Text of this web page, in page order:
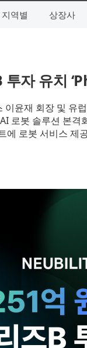
지역별 상장사
자 유치
이윤재 회장 및 유
로봇 솔루션 본격
로봇 서비스 제